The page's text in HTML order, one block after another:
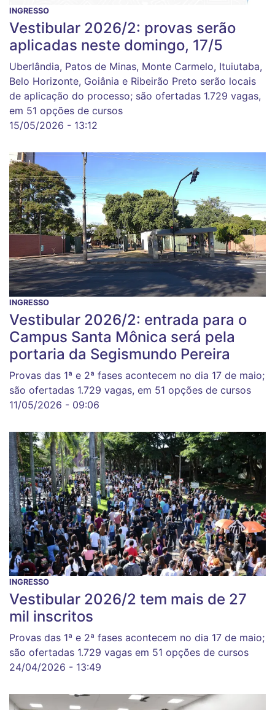
INGRESSO
Vestibular 2026/2: provas serão
aplicadas neste domingo, 17/5
Uberlândia, Patos de Minas, Monte Carmelo, Ituiutaba,
Belo Horizonte, Goiânia e Ribeirão Preto serão locais
de aplicação do processo; são ofertadas 1.729 vagas,
em 51 opções de cursos
15/05/2026 - 13:12
INGRESSO
Vestibular 2026/2: entrada para o
Campus Santa Mônica será pela
portaria da Segismundo Pereira
Provas das 1ª e 2ª fases acontecem no dia 17 de maio;
são ofertadas 1.729 vagas, em 51 opções de cursos
11/05/2026 - 09:06
INGRESSO
Vestibular 2026/2 tem mais de 27
mil inscritos
Provas das 1ª e 2ª fases acontecem no dia 17 de maio;
são ofertadas 1.729 vagas em 51 opções de cursos
24/04/2026 - 13:49